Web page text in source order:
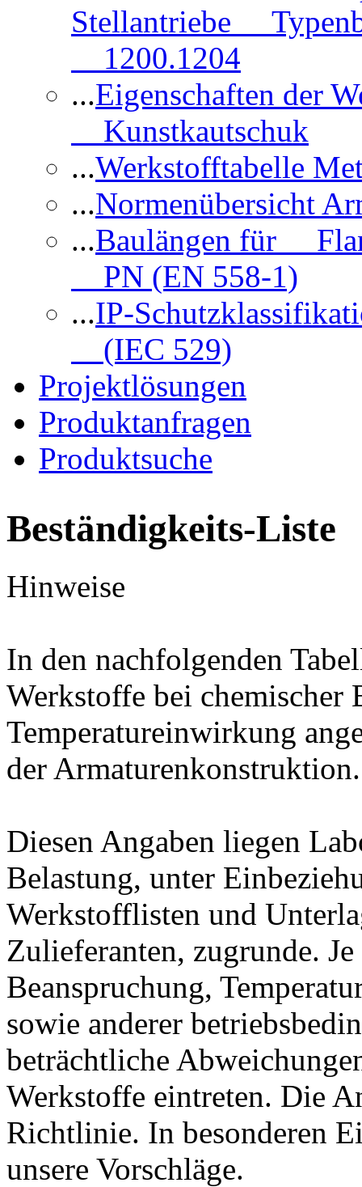
Stellantriebe
1200.1204
...Eigenschaften der
Kunstkautschuk
...Werkstofftabelle
...Normenübersicht
...Baulängen für
PN (EN 558-1)
...IP-
(IEC 529)
Projektlösungen
Produktanfragen
Produktsuche
Beständigkeits-Liste
Hinweise
In den nachfolgenden
Werkstoffe bei chemischer
Temperatureinwirkung
der Armaturenkonstruktion.
Diesen Angaben liegen
Belastung, unter
Werkstofflisten und
Zulieferanten, zugrunde.
Beanspruchung,
sowie anderer
beträchtliche
Werkstoffe eintreten. Die
Richtlinie. In besonderen
unsere Vorschläge.